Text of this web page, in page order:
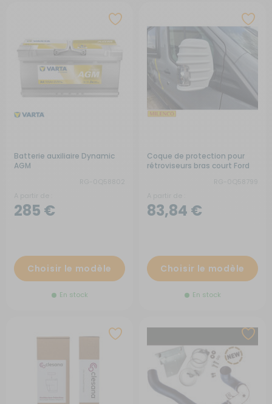
Batterie auxiliaire Dynamic
AGM
285 €
Choisir le modèle
En stock
Coque de protection pour
rétroviseurs bras court Ford
83,84 €
Choisir le modèle
En stock